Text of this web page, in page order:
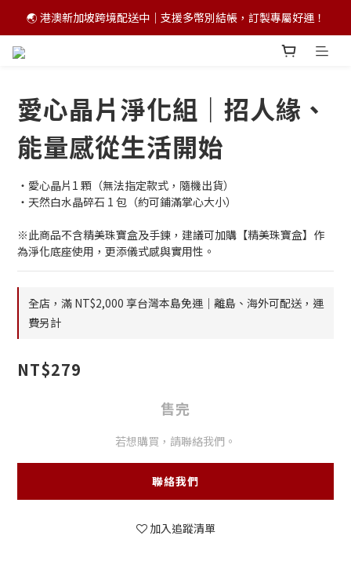
💫你的好運密碼藏在五行命卦裡！立即客製五行開運手鍊
🌏 港澳新加坡跨境配送中｜支援多幣別結帳，訂製專屬好運！
💫你的好運密碼藏在五行命卦裡！立即客製五行開運手鍊
愛心晶片淨化組｜招人緣、
能量感從生活開始
・愛心晶片1 顆（無法指定款式，隨機出貨）
・天然白水晶碎石 1 包（約可鋪滿掌心大小）
※此商品不含精美珠寶盒及手鍊，建議可加購【精美珠寶盒】作
為淨化底座使用，更添儀式感與實用性。
全店，滿 NT$2,000 享台灣本島免運｜離島、海外可配送，運
費另計
NT$279
售完
若想購買，請聯絡我們。
聯絡我們
加入追蹤清單